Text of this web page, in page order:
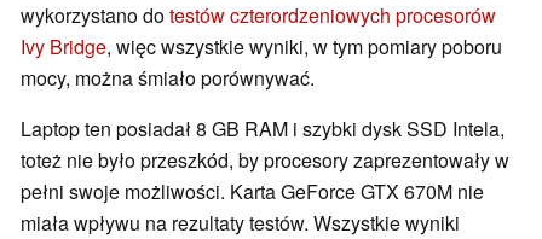
wykorzystano dotestów czterordzeniowych procesorów
Ivy Bridge, więc wszystkie wyniki, w tym pomiary poboru
mocy, można śmiało porównywać.
Laptop ten posiadał 8 GB RAM i szybki dysk SSD Intela,
toteż nie było przeszkód, by procesory zaprezentowały w
pełni swoje możliwości. Karta GeForce GTX 670M nie
miała wpływu na rezultaty testów. Wszystkie wyniki